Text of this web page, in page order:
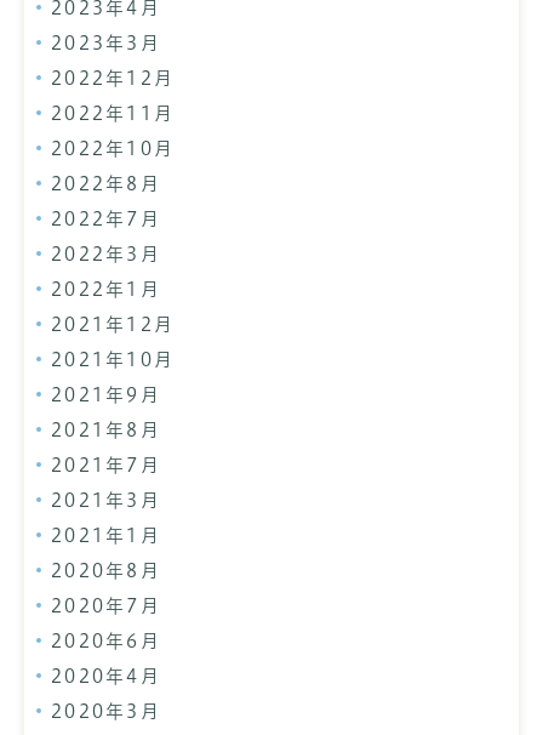
2023年4月
2023年3月
2022年12月
2022年11月
2022年10月
2022年8月
2022年7月
2022年3月
2022年1月
2021年12月
2021年10月
2021年9月
2021年8月
2021年7月
2021年3月
2021年1月
2020年8月
2020年7月
2020年6月
2020年4月
2020年3月